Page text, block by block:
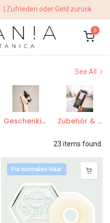
| Zufrieden oder Geld zurück
0
See All
Geschenkideen Zubehör & Sonstiges
23 items found.
Für normales Haar